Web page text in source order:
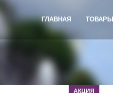
ГЛАВНАЯ ТОВАРЫ
АКЦИЯ